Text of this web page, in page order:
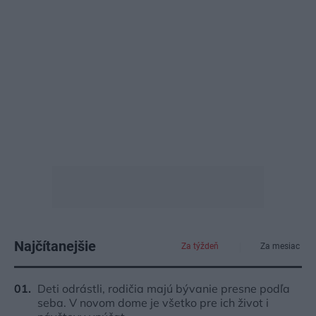
Najčítanejšie Za týždeň Za mesiac
Deti odrástli, rodičia majú bývanie presne podľa
seba. V novom dome je všetko pre ich život i